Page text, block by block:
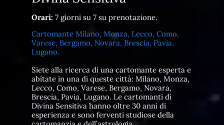
Orari: 7 giorni su 7 su prenotazione.
Cartomante Milano, Monza, Lecco, Como,
Varese, Bergamo, Novara, Brescia, Pavia,
Lugano.
Siete alla ricerca di una cartomante esperta e
abitate in una di queste città: Milano, Monza,
Lecco, Como, Varese, Bergamo, Novara,
Brescia, Pavia, Lugano. Le cartomanti di
Divina Sensitiva hanno oltre 30 anni di
esperienza e sono ferventi studiose della